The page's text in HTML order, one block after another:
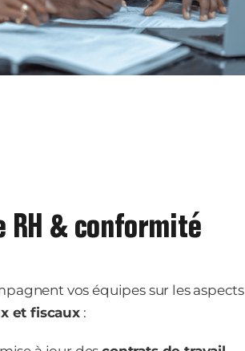
RH & conformité
vos équipes sur les aspects
et fiscaux: